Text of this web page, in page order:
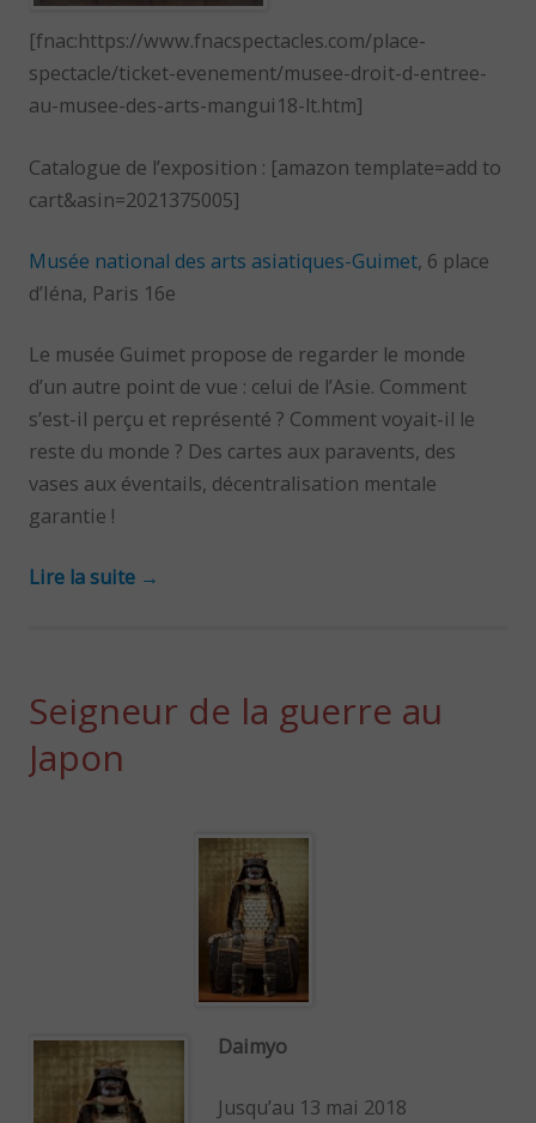
[fnac:https://www.fnacspectacles.com/place-
spectacle/ticket-evenement/musee-droit-d-entree-
au-musee-des-arts-mangui18-lt.htm]
Catalogue de l’exposition : [amazon template=add to
cart&asin=2021375005]
Musée national des arts asiatiques-Guimet, 6 place
d’Iéna, Paris 16e
Le musée Guimet propose de regarder le monde
d’un autre point de vue : celui de l’Asie. Comment
s’est-il perçu et représenté ? Comment voyait-il le
reste du monde ? Des cartes aux paravents, des
vases aux éventails, décentralisation mentale
garantie !
Lire la suite →
Seigneur de la guerre au
Japon
Daimyo
Jusqu’au 13 mai 2018